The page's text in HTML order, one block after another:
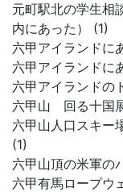
元町駅北の学生相
内にあった） (1)
六甲アイランドに
六甲アイランドに
六甲アイランドの
六甲山 回る十国
六甲山人口スキー
(1)
六甲山頂の米軍の
六甲有馬ロープウ